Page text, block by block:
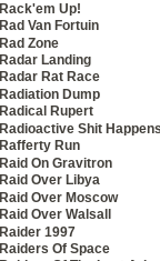
Rack'em Up!
Rad Van Fortuin
Rad Zone
Radar Landing
Radar Rat Race
Radiation Dump
Radical Rupert
Radioactive Shit
Rafferty Run
Raid On Gravitron
Raid Over Libya
Raid Over Moscow
Raid Over Walsall
Raider 1997
Raiders Of Space